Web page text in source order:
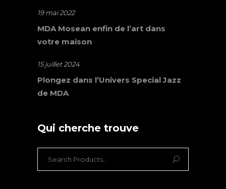
19 mai 2022
MDA Mosean enfin de l’art dans
votre maison
15 juillet 2024
Plongez dans l’Univers Special Jazz
de MDA
Qui cherche trouve